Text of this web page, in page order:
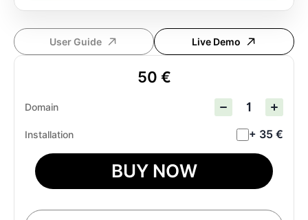
User Guide Live Demo
50 €
Domain
Installation + 35 €
BUY NOW